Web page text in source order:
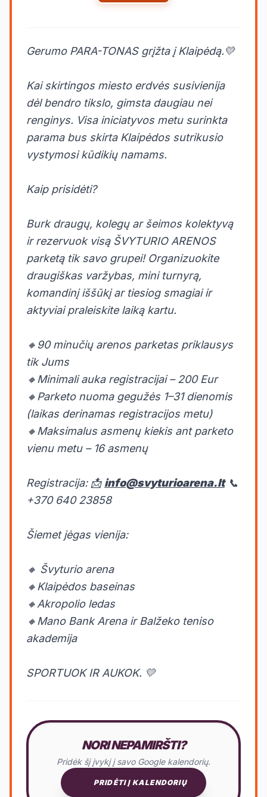
Gerumo PARA-TONAS grįžta į Klaipėdą.💛
Kai skirtingos miesto erdvės susivienija
dėl bendro tikslo, gimsta daugiau nei
renginys. Visa iniciatyvos metu surinkta
parama bus skirta Klaipėdos sutrikusio
vystymosi kūdikių namams.
Kaip prisidėti?
Burk draugų, kolegų ar šeimos kolektyvą
ir rezervuok visą ŠVYTURIO ARENOS
parketą tik savo grupei! Organizuokite
draugiškas varžybas, mini turnyrą,
komandinį iššūkį ar tiesiog smagiai ir
aktyviai praleiskite laiką kartu.
🔸90 minučių arenos parketas priklausys
tik Jums
🔸Minimali auka registracijai – 200 Eur
🔸Parketo nuoma gegužės 1–31 dienomis
(laikas derinamas registracijos metu)
🔸Maksimalus asmenų kiekis ant parketo
vienu metu – 16 asmenų
Registracija: 📩 info@svyturioarena.lt📞
+370 640 23858
Šiemet jėgas vienija:
🔸 Švyturio arena
🔸Klaipėdos baseinas
🔸Akropolio ledas
🔸Mano Bank Arena ir Balžeko teniso
akademija
SPORTUOK IR AUKOK. 💛
NORI NEPAMIRŠTI?
Pridėk šį įvykį į savo Google kalendorių.
PRIDĖTI Į KALENDORIŲ